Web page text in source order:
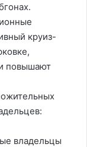
круиз-
повышают
владельцы